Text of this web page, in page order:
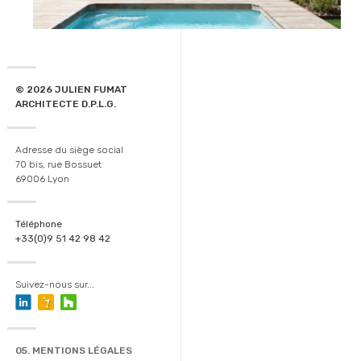
© 2026 JULIEN FUMAT
ARCHITECTE D.P.L.G.
Adresse du siège social
70 bis, rue Bossuet
69006 Lyon
Téléphone
+33(0)9 51 42 98 42
Suivez-nous sur...
05. MENTIONS LÉGALES